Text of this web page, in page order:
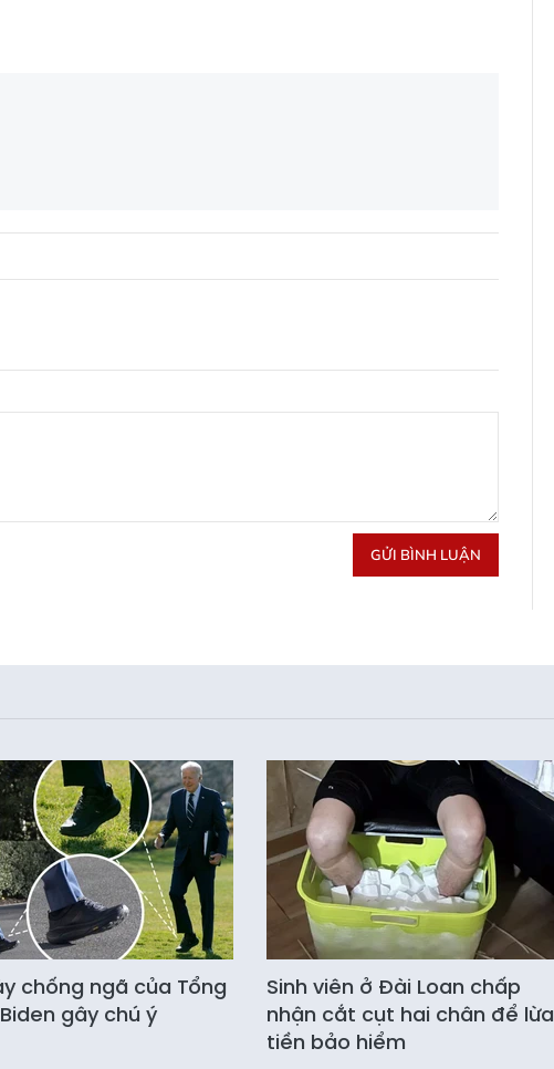
GỬI BÌNH LUẬN
chống ngã của Tổng
gây chú ý
Sinh viên ở Đài Loan chấp
nhận cắt cụt hai chân để lừa
tiền bảo hiểm